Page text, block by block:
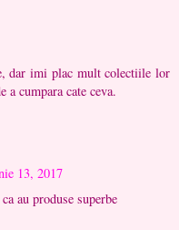
dar imi plac mult colectiile lor
a cumpara cate ceva.
13, 2017
au produse superbe